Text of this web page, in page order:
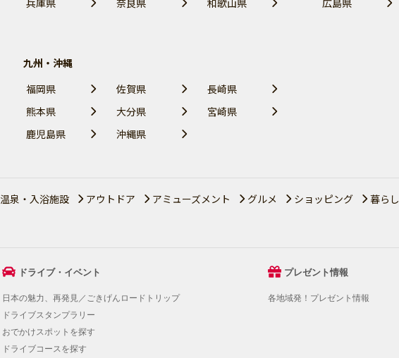
九州・沖縄
福岡県
佐賀県
長崎県
熊本県
大分県
宮崎県
鹿児島県
沖縄県
温泉・入浴施設 アウトドア アミューズメント グルメ ショッピング 暮らし
ドライブ・イベント
日本の魅力、再発見／ごきげんロードトリップ
ドライブスタンプラリー
おでかけスポットを探す
ドライブコースを探す
プレゼント情報
各地域発！プレゼント情報